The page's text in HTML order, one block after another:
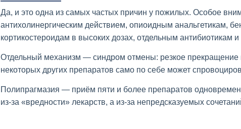
Да, и это одна из самых частых причин у пожилых. Особое
антихолинергическим действием, опиоидным анальгетикам,
кортикостероидам в высоких дозах, отдельным антибиотикам
Отдельный механизм — синдром отмены: резкое прекращение
некоторых других препаратов само по себе может
Полипрагмазия — приём пяти и более препаратов
из-за «вредности» лекарств, а из-за непредсказуемых